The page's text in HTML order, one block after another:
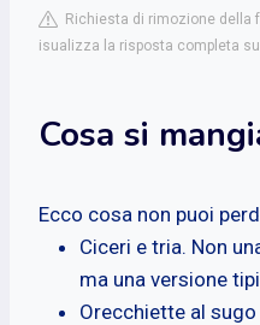
Richiesta di rimozione della
isualizza la risposta completa
Cosa si
Ecco cosa non puoi
Ciceri e tria. Non
ma una versione
Orecchiette al